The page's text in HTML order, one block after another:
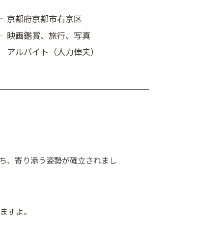
京都府京都市右京区
映画鑑賞、旅行、写真
アルバイト（人力俥夫）
、寄り添う姿勢が確立されまし
すよ。